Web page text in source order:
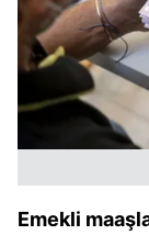
Emekli